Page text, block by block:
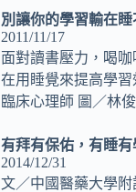
別讓你的學習輸在睡
2011/11/17
面對讀書壓力，喝
在用睡覺來提高學
臨床心理師 圖／林
有拜有保佑，有睡有
2014/12/31
文／中國醫藥大學